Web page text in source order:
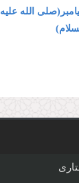
الله علیه